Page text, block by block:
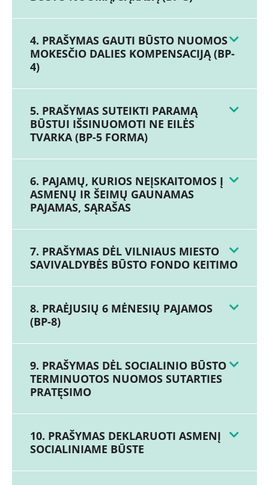
4. PRAŠYMAS GAUTI BŪSTO NUOMOS
MOKESČIO DALIES KOMPENSACIJĄ (BP-
4)
5. PRAŠYMAS SUTEIKTI PARAMĄ
BŪSTUI IŠSINUOMOTI NE EILĖS
TVARKA (BP-5 FORMA)
6. PAJAMŲ, KURIOS NEĮSKAITOMOS Į
ASMENŲ IR ŠEIMŲ GAUNAMAS
PAJAMAS, SĄRAŠAS
7. PRAŠYMAS DĖL VILNIAUS MIESTO
SAVIVALDYBĖS BŪSTO FONDO KEITIMO
8. PRAĖJUSIŲ 6 MĖNESIŲ PAJAMOS
(BP-8)
9. PRAŠYMAS DĖL SOCIALINIO BŪSTO
TERMINUOTOS NUOMOS SUTARTIES
PRATĘSIMO
10. PRAŠYMAS DEKLARUOTI ASMENĮ
SOCIALINIAME BŪSTE